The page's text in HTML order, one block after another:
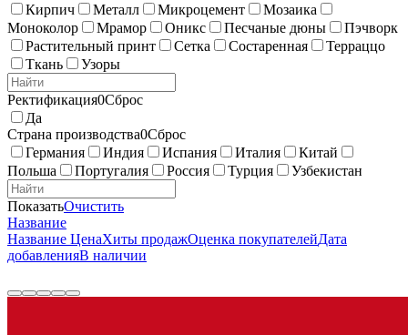
Кирпич
Металл Микроцемент
Мозаика
Моноколор
Мрамор Оникс Песчаные дюны
Пэчворк
Растительный принт
Сетка Состаренная
Терраццо
Ткань
Узоры
Ректификация0Сброс
Да
Страна производства0Сброс
Германия
Индия Испания Италия
Китай
Польша
Португалия Россия Турция Узбекистан
ПоказатьОчистить
Название
Название ЦенаХиты продажОценка покупателейДата
добавленияВ наличии